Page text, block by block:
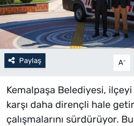
Paylaş A-
Kemalpaşa Belediyesi,
karşı daha dirençli hale
çalışmalarını sürdürüyor.